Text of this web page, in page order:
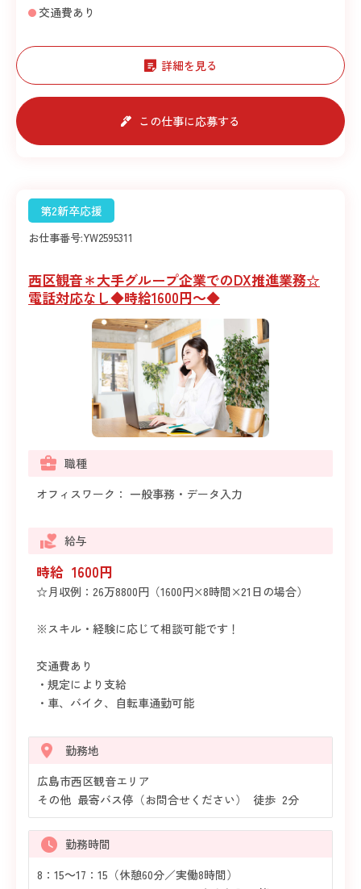
交通費あり
詳細を見る
この仕事に応募する
第2新卒応援
お仕事番号:YW2595311
西区観音＊大手グループ企業でのDX推進業務☆
電話対応なし◆時給1600円～◆
職種
オフィスワーク： 一般事務・データ入力
給与
時給 1600円
☆月収例：26万8800円（1600円×8時間×21日の場合）
※スキル・経験に応じて相談可能です！
交通費あり
・規定により支給
・車、バイク、自転車通勤可能
勤務地
広島市西区観音エリア
その他 最寄バス停（お問合せください） 徒歩 2分
勤務時間
8：15～17：15（休憩60分／実働8時間）